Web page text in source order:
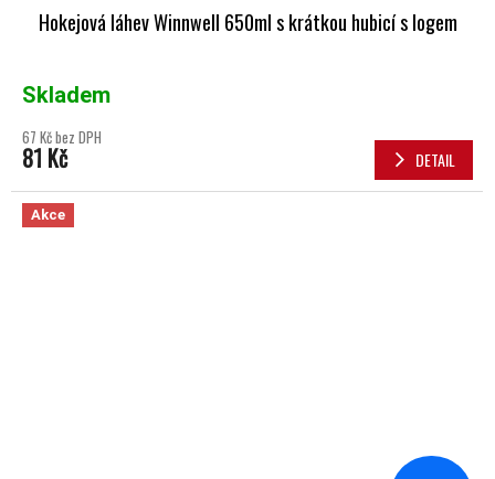
Hokejová láhev Winnwell 650ml s krátkou hubicí s logem
Skladem
67 Kč bez DPH
81 Kč DETAIL
Akce